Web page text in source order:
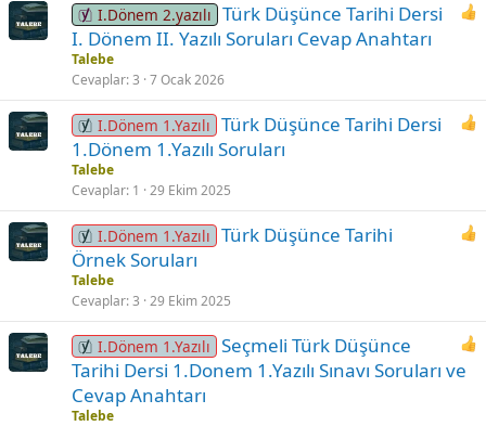
I.Dönem 2.yazılı Türk Düşünce Tarihi Dersi
I. Dönem II. Yazılı Soruları Cevap Anahtarı
Talebe
Cevaplar 3 7 Ocak 2026
I.Dönem 1.Yazılı Türk Düşünce Tarihi Dersi
1.Dönem 1.Yazılı Soruları
Talebe
Cevaplar 1 29 Ekim 2025
I.Dönem 1.Yazılı Türk Düşünce Tarihi
Örnek Soruları
Talebe
Cevaplar 3 29 Ekim 2025
I.Dönem 1.Yazılı Seçmeli Türk Düşünce
Tarihi Dersi 1.Donem 1.Yazılı Sınavı Soruları ve
Cevap Anahtarı
Talebe